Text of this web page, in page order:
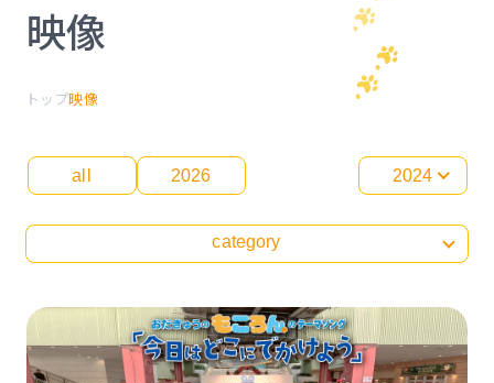
映像
トップ映像
all 2026 2024
category